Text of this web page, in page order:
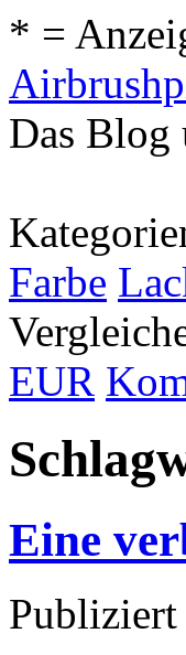
* =
Das
Farbe
EUR
Eine
Publiziert